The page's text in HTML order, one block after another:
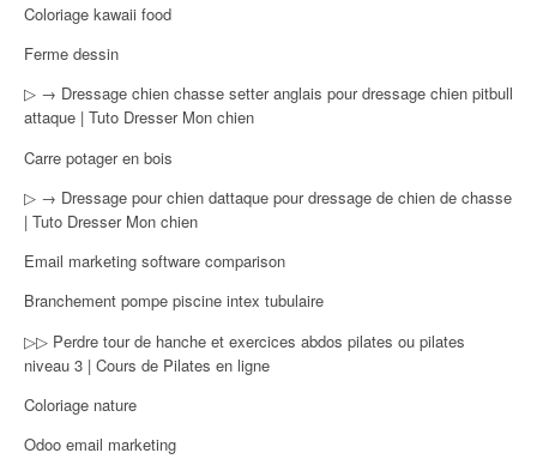
Coloriage kawaii food
Ferme dessin
▷ → Dressage chien chasse setter anglais pour dressage chien pitbull
attaque | Tuto Dresser Mon chien
Carre potager en bois
▷ → Dressage pour chien dattaque pour dressage de chien de chasse
| Tuto Dresser Mon chien
Email marketing software comparison
Branchement pompe piscine intex tubulaire
▷▷ Perdre tour de hanche et exercices abdos pilates ou pilates
niveau 3 | Cours de Pilates en ligne
Coloriage nature
Odoo email marketing